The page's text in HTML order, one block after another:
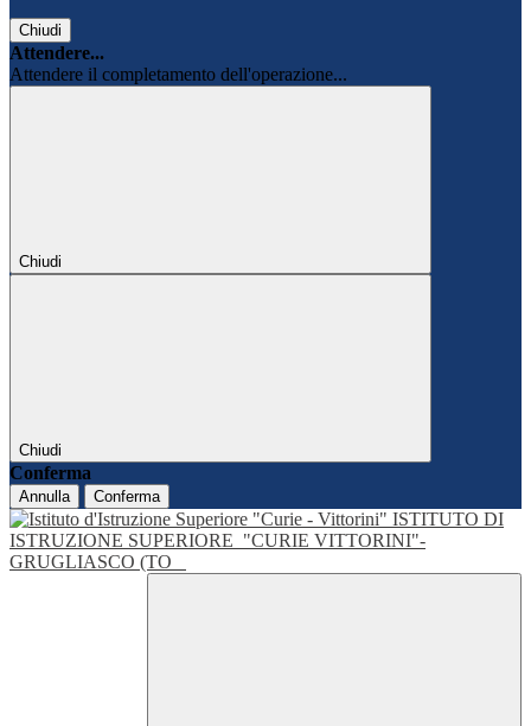
Chiudi
Attendere...
Attendere il completamento dell'operazione...
Chiudi
Chiudi
Conferma
Annulla Conferma
ISTITUTO DI
ISTRUZIONE SUPERIORE "CURIE VITTORINI"-
GRUGLIASCO (TO